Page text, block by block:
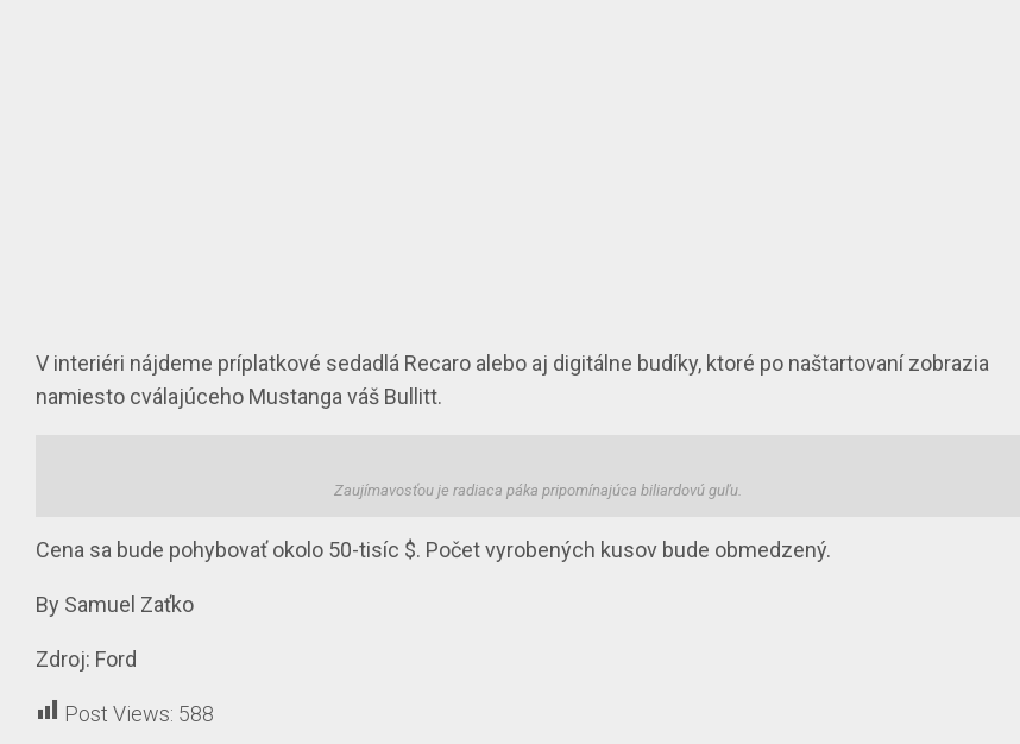
V interiéri nájdeme príplatkové sedadlá Recaro alebo aj digitálne budíky, ktoré po naštartovaní zobrazia
namiesto cválajúceho Mustanga váš Bullitt.
Zaujímavosťou je radiaca páka pripomínajúca biliardovú guľu.
Cena sa bude pohybovať okolo 50-tisíc $. Počet vyrobených kusov bude obmedzený.
By Samuel Zaťko
Zdroj: Ford
Post Views: 588